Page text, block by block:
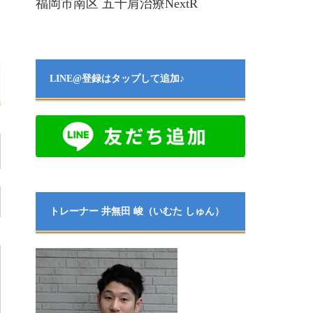
福岡市南区 五十肩治療NextR
LINE@登録はタップして追加♪
トレーナー 井無田 峻（いむた しゅん）